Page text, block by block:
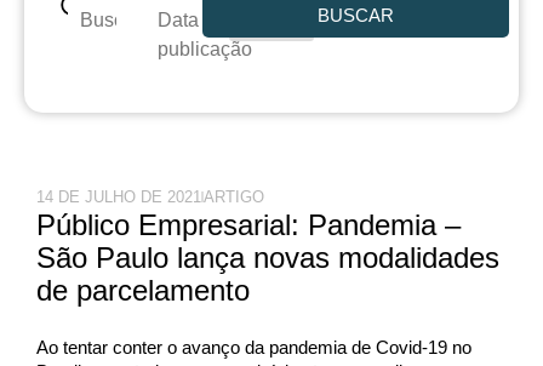
Data de
publicação
BUSCAR
14 DE JULHO DE 2021ARTIGO
Público Empresarial: Pandemia –
São Paulo lança novas modalidades
de parcelamento
Ao tentar conter o avanço da pandemia de Covid-19 no